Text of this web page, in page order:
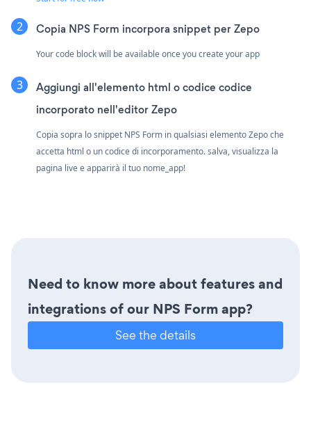
Copia NPS Form incorpora snippet per Zepo
Your code block will be available once you create your app
Aggiungi all'elemento html o codice codice
incorporato nell'editor Zepo
Copia sopra lo snippet NPS Form in qualsiasi elemento Zepo che
accetta html o un codice di incorporamento. salva, visualizza la
pagina live e apparirà il tuo nome_app!
Need to know more about features and
integrations of our NPS Form app?
See the details